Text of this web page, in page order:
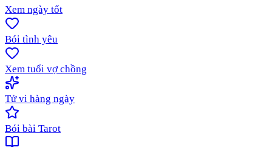
Xem ngày tốt
Bói tình yêu
Xem tuổi vợ chồng
Tử vi hàng ngày
Bói bài Tarot